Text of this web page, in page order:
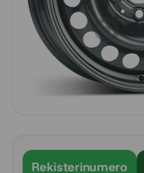
Rekisterinumero